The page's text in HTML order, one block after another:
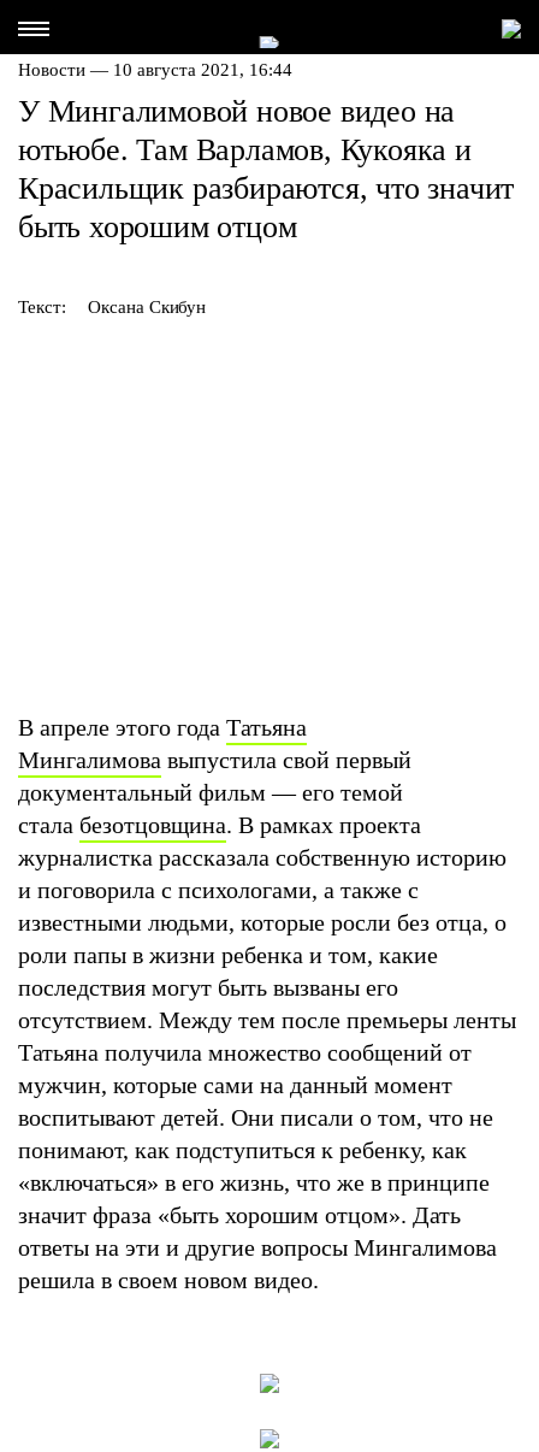
Новости — 10 августа 2021, 16:44
У Мингалимовой новое видео на
ютьюбе. Там Варламов, Кукояка и
Красильщик разбираются, что значит
быть хорошим отцом
Текст: Оксана Скибун
В апреле этого года Татьяна
Мингалимова выпустила свой первый
документальный фильм — его темой
стала безотцовщина. В рамках проекта
журналистка рассказала собственную историю
и поговорила с психологами, а также с
известными людьми, которые росли без отца, о
роли папы в жизни ребенка и том, какие
последствия могут быть вызваны его
отсутствием. Между тем после премьеры ленты
Татьяна получила множество сообщений от
мужчин, которые сами на данный момент
воспитывают детей. Они писали о том, что не
понимают, как подступиться к ребенку, как
«включаться» в его жизнь, что же в принципе
значит фраза «быть хорошим отцом». Дать
ответы на эти и другие вопросы Мингалимова
решила в своем новом видео.